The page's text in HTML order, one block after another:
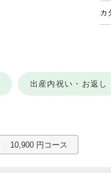
カ
出産内祝い・お返し
10,900 円コース